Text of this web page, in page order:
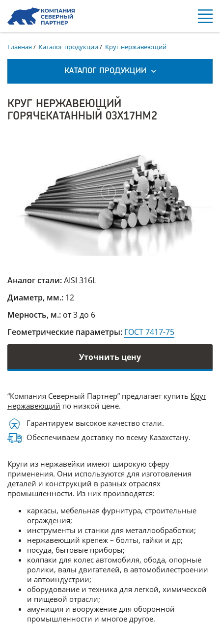
Главная/ Каталог продукции/ Круг нержавеющий
КАТАЛОГ ПРОДУКЦИИ
КРУГ НЕРЖАВЕЮЩИЙ
ГОРЯЧЕКАТАННЫЙ 03Х17НМ2
Аналог стали:AISI 316L
Диаметр, мм.: 12
Мерность, м.: от 3 до 6
Геометрические параметры: ГОСТ 7417-75
Уточнить цену
“Компания Северный Партнер” предлагает купить Круг
нержавеющий по низкой цене.
Гарантируем высокое качество стали.
Обеспечиваем доставку по всему Казахстану.
Круги из нержавейки имеют широкую сферу
применения. Они используются для изготовления
деталей и конструкций в разных отраслях
промышленности. Из них производятся:
каркасы, мебельная фурнитура, строительные
ограждения;
инструменты и станки для металлообработки;
нержавеющий крепеж – болты, гайки и др;
посуда, бытовые приборы;
колпаки для колес автомобиля, обода, опорные
ролики, валы двигателей, в автомобилестроении
и автоиндустрии;
оборудование и техника для легкой, химической
и пищевой отрасли;
амуниция и вооружение для оборонной
промышленности и многое другое.